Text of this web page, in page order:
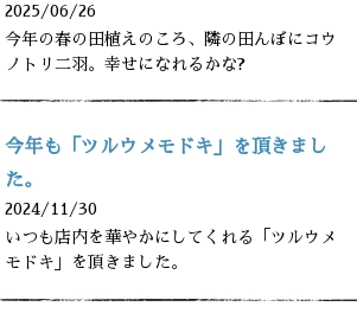
2025/06/26
今年の春の田植えのころ、隣の田んぼにコウ
ノトリ二羽。幸せになれるかな?
今年も「ツルウメモドキ」を頂きまし
た。
2024/11/30
いつも店内を華やかにしてくれる「ツルウメ
モドキ」を頂きました。